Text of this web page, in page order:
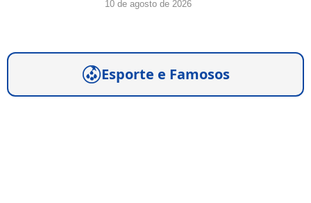
10 de agosto de 2026
Esporte e Famosos